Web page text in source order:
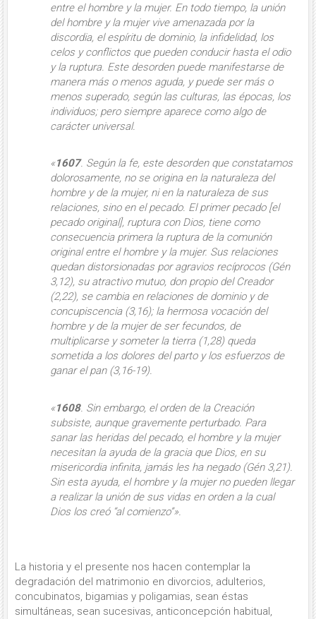
entre el hombre y la mujer. En todo tiempo, la unión
del hombre y la mujer vive amenazada por la
discordia, el espíritu de dominio, la infidelidad, los
celos y conflictos que pueden conducir hasta el odio
y la ruptura. Este desorden puede manifestarse de
manera más o menos aguda, y puede ser más o
menos superado, según las culturas, las épocas, los
individuos; pero siempreaparece como algo de
carácteruniversal.
«1607. Según la fe, este desorden que constatamos
dolorosamente, no se origina en la naturalezadel
hombre y de la mujer, ni en la naturaleza de sus
relaciones, sino en el pecado. El primer pecado[el
pecado original], ruptura con Dios, tiene como
consecuencia primera la ruptura de la comunión
original entre el hombre y la mujer. Sus relaciones
quedan distorsionadas por agravios recíprocos (Gén
3,12), su atractivo mutuo, don propio del Creador
(2,22), se cambia en relaciones de dominio y de
concupiscencia (3,16); la hermosa vocación del
hombre y de la mujer de ser fecundos, de
multiplicarse y someter la tierra (1,28) queda
sometida a los dolores del parto y los esfuerzos de
ganar el pan (3,16-19).
«1608. Sin embargo, el orden de la Creación
subsiste, aunque gravemente perturbado. Para
sanar las heridas del pecado, el hombre y la mujer
necesitan la ayuda de la gracia que Dios, en su
misericordia infinita, jamás les ha negado (Gén 3,21).
Sin esta ayuda, el hombre y la mujerno puedenllegar
a realizar la unión de sus vidas en orden a la cual
Dios los creó “al comienzo”».
La historia y el presente nos hacen contemplar la
degradación del matrimonio en divorcios, adulterios,
concubinatos, bigamias y poligamias, sean éstas
simultáneas, sean sucesivas, anticoncepción habitual,